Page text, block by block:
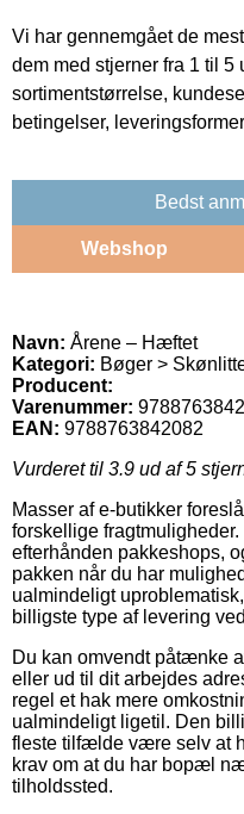
Vi har gennemgået de
dem med stjerner fra 1 til 5
sortimentstørrelse,
betingelser,
Bedst
Webshop
Navn: Årene – Hæftet
Kategori: Bøger >
Producent:
Varenummer:
EAN: 9788763842082
Vurderet til 3.9 ud af 5
Masser af e-butikker
forskellige
efterhånden pakkeshops,
pakken når du har
ualmindeligt
billigste type af levering
Du kan omvendt påtænke
eller ud til dit arbejdes
regel et hak mere
ualmindeligt ligetil. Den
fleste tilfælde være selv at
krav om at du har bopæl
tilholdssted.